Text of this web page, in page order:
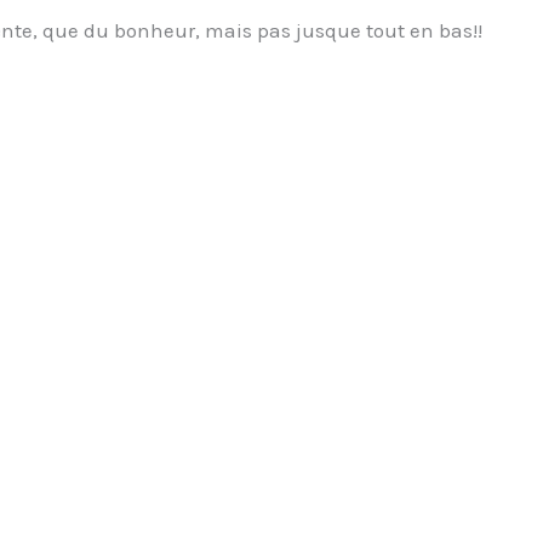
que du bonheur, mais pas jusque tout en bas!!